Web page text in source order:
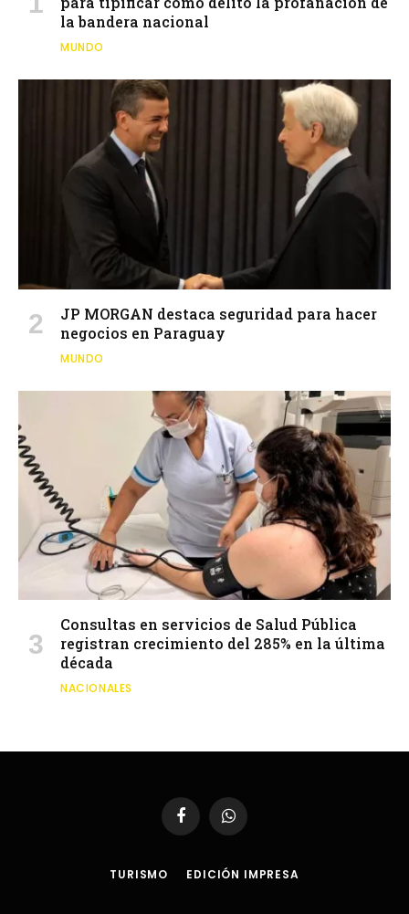
la bandera nacional
MUNDO
JP MORGAN destaca seguridad para hacer
negocios en Paraguay
MUNDO
Consultas en servicios de Salud Pública
registran crecimiento del 285% en la última
década
NACIONALES
FacebookWhatsApp
TURISMO EDICIÓN IMPRESA